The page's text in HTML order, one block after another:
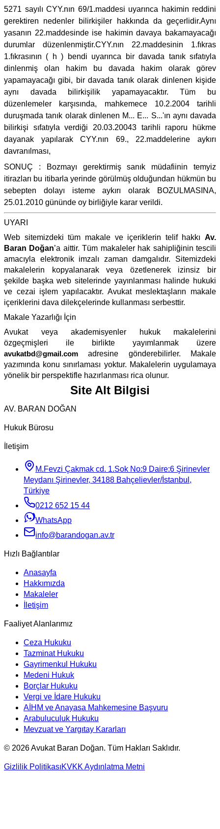
5271 sayılı CYY.nın 69/1.maddesi uyarınca hakimin reddini
gerektiren nedenler bilirkişiler hakkında da geçerlidir.Aynı
yasanın 22.maddesinde ise hakimin davaya bakamayacağı
durumlar düzenlenmiştir.CYY.nın 22.maddesinin 1.fıkras
1.fıkrasının ( h ) bendi uyarınca bir davada tanık sıfatıyla
dinlenmiş olan hakim bu davada hakim olarak görev
yapamayacağı gibi, bir davada tanık olarak dinlenen kişide
aynı davada bilirkişilik yapamayacaktır. Tüm bu
düzenlemeler karşısında, mahkemece 10.2.2004 tarihli
duruşmada tanık olarak dinlenen M... E... S...'ın aynı davada
bilirkişi sıfatıyla verdiği 20.03.20043 tarihli raporu hükme
dayanak yapılarak CYY.nın 69., 22.maddelerine aykırı
davranılması,
SONUÇ : Bozmayı gerektirmiş sanık müdafiinin temyiz
itirazları bu itibarla yerinde görülmüş olduğundan hükmün bu
sebepten dolayı isteme aykırı olarak BOZULMASINA,
25.01.2010 gününde oy birliğiyle karar verildi.
UYARI
Web sitemizdeki tüm makale ve içeriklerin telif hakkı Av.
Baran Doğan’a aittir. Tüm makaleler hak sahipliğinin tescili
amacıyla elektronik imzalı zaman damgalıdır. Sitemizdeki
makalelerin kopyalanarak veya özetlenerek izinsiz bir
şekilde başka web sitelerinde yayınlanması halinde hukuki
ve cezai işlem yapılacaktır. Avukat meslektaşların makale
içeriklerini dava dilekçelerinde kullanması serbesttir.
Makale Yazarlığı İçin
Avukat veya akademisyenler hukuk makalelerini
özgeçmişleri ile birlikte yayımlanmak üzere
avukatbd@gmail.com adresine gönderebilirler. Makale
yazımında konu sınırlaması yoktur. Makalelerin uygulamaya
yönelik bir perspektifle hazırlanması rica olunur.
Site Alt Bilgisi
AV. BARAN DOĞAN
Hukuk Bürosu
İletişim
M.Fevzi Çakmak cd. 1.Sok No:9 Daire:6 Şirinevler
Meydanı Şirinevler, 34188 Bahçelievler/İstanbul,
Türkiye
0212 652 15 44
WhatsApp
info@barandogan.av.tr
Hızlı Bağlantılar
Anasayfa
Hakkımızda
Makaleler
İletişim
Faaliyet Alanlarımız
Ceza Hukuku
Tazminat Hukuku
Gayrimenkul Hukuku
Medeni Hukuk
Borçlar Hukuku
Vergi ve İdare Hukuku
AİHM ve Anayasa Mahkemesine Başvuru
Arabuluculuk Hukuku
Mevzuat ve Yargıtay Kararları
© 2026Avukat Baran Doğan. Tüm Hakları Saklıdır.
Gizlilik PolitikasıKVKK Aydınlatma Metni